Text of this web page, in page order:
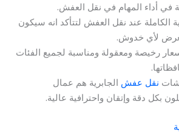
في أداء المهام في نقل العفش.
الكاملة عند نقل العفش لتتأكد انه سيكون
لأي خدوش.
رخيصة ومعقولة ومناسبة لجميع الفئات
نقل عفش الجابرية هم عمال
بكل دقة وإتقان واحترافية عالية.